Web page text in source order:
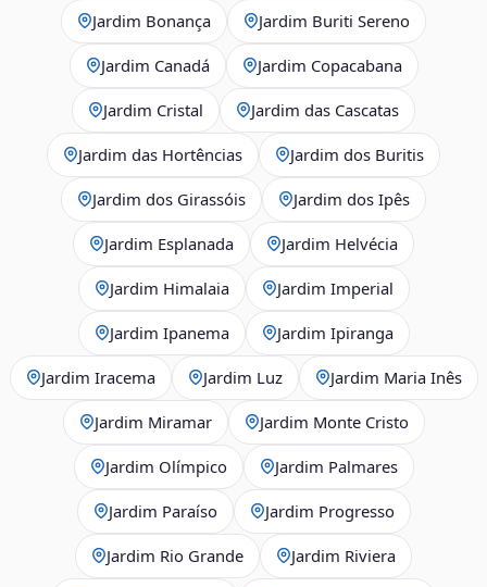
Jardim Bonança Jardim Buriti Sereno
Jardim Canadá Jardim Copacabana
Jardim Cristal Jardim das Cascatas
Jardim das Hortências Jardim dos Buritis
Jardim dos Girassóis Jardim dos Ipês
Jardim Esplanada Jardim Helvécia
Jardim Himalaia Jardim Imperial
Jardim Ipanema Jardim Ipiranga
Jardim Iracema Jardim Luz Jardim Maria Inês
Jardim Miramar Jardim Monte Cristo
Jardim Olímpico Jardim Palmares
Jardim Paraíso Jardim Progresso
Jardim Rio Grande Jardim Riviera